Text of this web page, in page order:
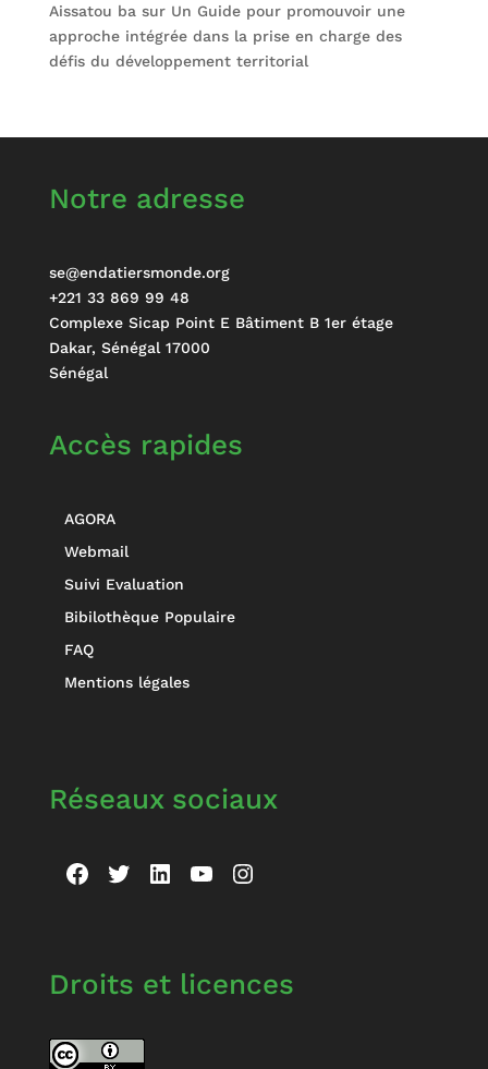
Aissatou ba sur Un Guide pour promouvoir une
approche intégrée dans la prise en charge des
défis du développement territorial
Notre adresse
se@endatiersmonde.org
+221 33 869 99 48
Complexe Sicap Point E Bâtiment B 1er étage
Dakar, Sénégal 17000
Sénégal
Accès rapides
AGORA
Webmail
Suivi Evaluation
Bibilothèque Populaire
FAQ
Mentions légales
Réseaux sociaux
Facebook
Twitter
LinkedIn
YouTubeInstagram
Droits et licences